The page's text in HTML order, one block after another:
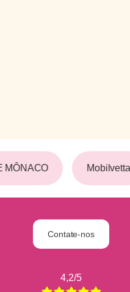
MÔNACO Mobilvetta
Contate-nos
4,2/5